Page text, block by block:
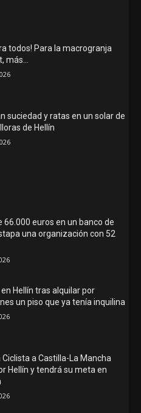
todos! Para la macrogranja
más…
suciedad y ratas en un solar de
de Hellín
66.000 euros en un banco de
una organización con 52
Hellín tras alquilar por
un piso que ya tenía inquilina
Ciclista a Castilla-La Mancha
Hellín y tendrá su meta en